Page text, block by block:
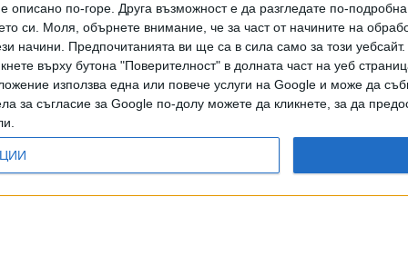
описано по-горе. Друга възможност е да разгледате по-
си.
Моля, обърнете внимание, че за част от начините на
начини. Предпочитанията ви ще са в сила само за този
върху бутона "Поверителност" в долната част на уеб
използва една или повече услуги на Google и може да
за съгласие за Google по-долу можете да кликнете, за да
Възпроизвеждането на цели или части от текста или
АРХИВ НА В. СЕГА ЗА НАС РЕКЛАМА УСЛОВИЯ ЗА